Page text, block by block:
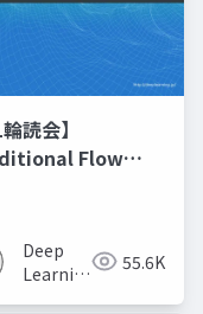
輪読会】
Flow
Deep
Learning
55.6K